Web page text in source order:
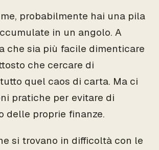
probabilmente hai una pila
in un angolo. A
che sia più facile dimenticare
che cercare di
quel caos di carta. Ma ci
pratiche per evitare di
delle proprie finanze.
si trovano in difficoltà con le